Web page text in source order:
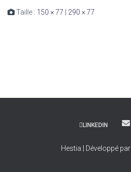
Taille : 150 × 77 290 × 77
LINKEDIN
Hestia | Développé par